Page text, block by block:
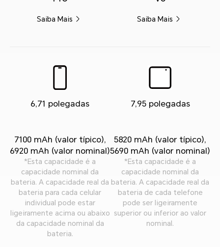
Saiba Mais
6,71 polegadas
7100 mAh (valor típico),
6920 mAh (valor nominal)
*Esta capacidade é a
capacidade nominal da
bateria. A capacidade real da
bateria para cada celular
individual pode estar
ligeiramente acima ou abaixo
da capacidade nominal da
bateria.
Saiba Mais
7,95 polegadas
5820 mAh (valor típico),
5690 mAh (valor nominal)
*Esta capacidade é a
capacidade nominal da
bateria. A capacidade real da
bateria de cada telefone
pode ser ligeiramente
superior ou inferior ao valor
nominal.